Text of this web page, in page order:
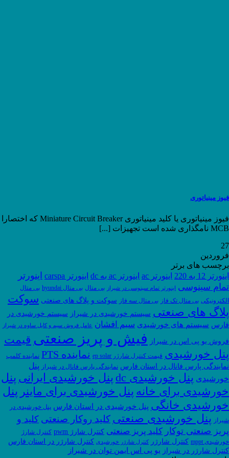
فیوز مینیاتوری
فیوز مینیاتوری یا کلید مینیاتوری Miniature Circuit Breaker که اختصارا
MCB نامگذاری شده است تجهیزات [...]
27
فروردین
برچسب های برتر
اینورتر 12 به 220
اینورتر ac اینورتر ac به dc اینورتر carspa
اینورتر
تمام سینوسی
اینورتر تمام سینوسی در شیراز بی متال بی متال hyundai
بی متال
الکترونیکی بی متال تک فاز بی متال سه فاز سوکت و پلاگ های صنعتی سوکت
پلاگ های صنعتی سیستم خورشیدی در شیراز سیستم خورشیدی در
فارس سیستم های خورشیدی سیم افشان عامل فروش سیم و کابل ساوه در شیراز
فروش یو پی اس در شیراز فیش و پریز صنعتی قیمت
پنل خورشیدی قیمت کنترل شارژر ep solar نماینده PTS نماینده کلمپ
نمایندگی پارس فانال در استان فارس نمایندگی پارس فانال در شیراز پنل
خورشیدی پنل خورشیدی dc پنل خورشیدی ایرانی پنل
خورشیدی برای خانه پنل خورشیدی برای ماینر پنل
خورشیدی خانگی پنل خورشیدی در استان فارس پنل خورشیدی در
شیراز پنل خورشیدی صنعتی کلید روکار صنعتی کلید و
پریز صنعتی توکار کلید پریز صنعتی کنترل شارژ pwm
کنترل شارژ
خورشیدی mppt
کنترل شارژر کنترل شارژر خورشیدی کنترل شارژر در استان فارس
کنترل شارژر در شیراز یو پی اس ایمن توان در شیراز